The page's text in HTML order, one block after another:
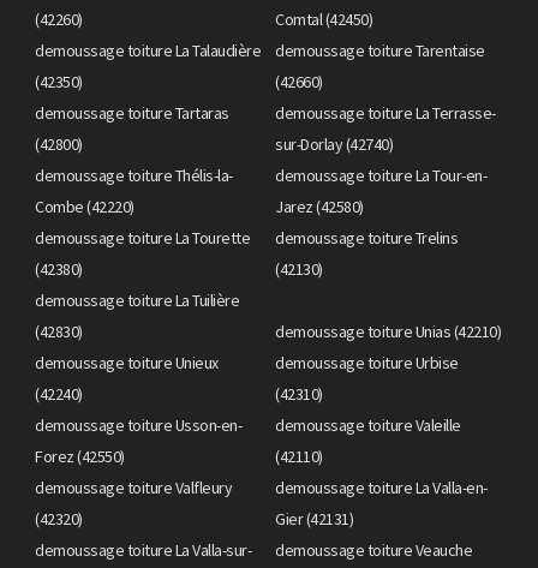
(42260)
Comtal (42450)
demoussage toiture La Talaudière
(42350)
demoussage toiture Tarentaise
(42660)
demoussage toiture Tartaras
(42800)
demoussage toiture La Terrasse-
sur-Dorlay (42740)
demoussage toiture Thélis-la-
Combe (42220)
demoussage toiture La Tour-en-
Jarez (42580)
demoussage toiture La Tourette
(42380)
demoussage toiture Trelins
(42130)
demoussage toiture La Tuilière
(42830)
demoussage toiture Unias (42210)
demoussage toiture Unieux
(42240)
demoussage toiture Urbise
(42310)
demoussage toiture Usson-en-
Forez (42550)
demoussage toiture Valeille
(42110)
demoussage toiture Valfleury
(42320)
demoussage toiture La Valla-en-
Gier (42131)
demoussage toiture La Valla-sur-
demoussage toiture Veauche